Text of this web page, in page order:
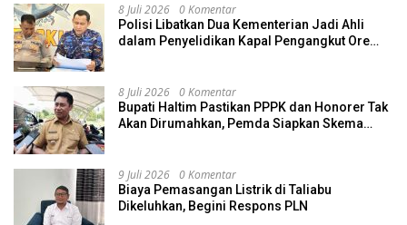
8 Juli 2026 0 Komentar
Polisi Libatkan Dua Kementerian Jadi Ahli
dalam Penyelidikan Kapal Pengangkut Ore
8 Juli 2026 0 Komentar
Bupati Haltim Pastikan PPPK dan Honorer Tak
Akan Dirumahkan, Pemda Siapkan Skema
9 Juli 2026 0 Komentar
Biaya Pemasangan Listrik di Taliabu
Dikeluhkan, Begini Respons PLN